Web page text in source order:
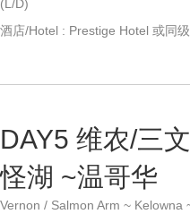
(L/D)
酒店/Hotel : Prestige Hotel 或同级
DAY5 维农/三
怪湖 ~温哥华
Vernon / Salmon Arm ~